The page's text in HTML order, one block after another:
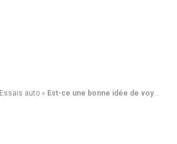
Essais auto » Est-ce une bonne idée de voyager en Turquie à bord d’un Dacia Duster ?